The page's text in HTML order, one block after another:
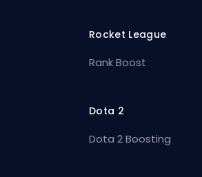
Rocket League
Rank Boost
Dota 2
Dota 2 Boosting